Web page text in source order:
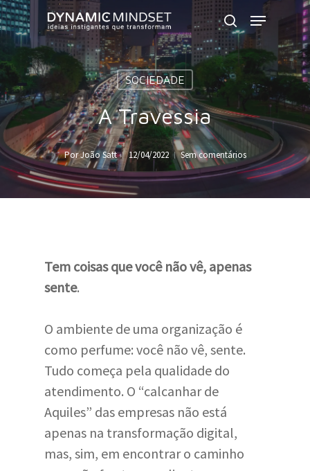
Skip
to
main
content
search
Menu
SOCIEDADE
A Travessia
PorJoão Satt 12/04/2022 Sem comentários
Tem coisas que você não vê, apenas
sente.
O ambiente de uma organização é
como perfume: você não vê, sente.
Tudo começa pela qualidade do
atendimento. O “calcanhar de
Aquiles” das empresas não está
apenas na transformação digital,
mas, sim, em encontrar o caminho
Close
Menu